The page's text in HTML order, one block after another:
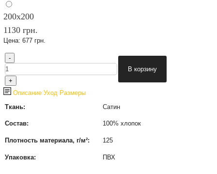
200х200
1130 грн.
Цена: 677 грн.
Описание Уход Размеры
Ткань:
Сатин
Состав: 100% хлопок
Плотность материала, г/м²: 125
Упаковка: ПВХ